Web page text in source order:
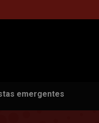
emergentes